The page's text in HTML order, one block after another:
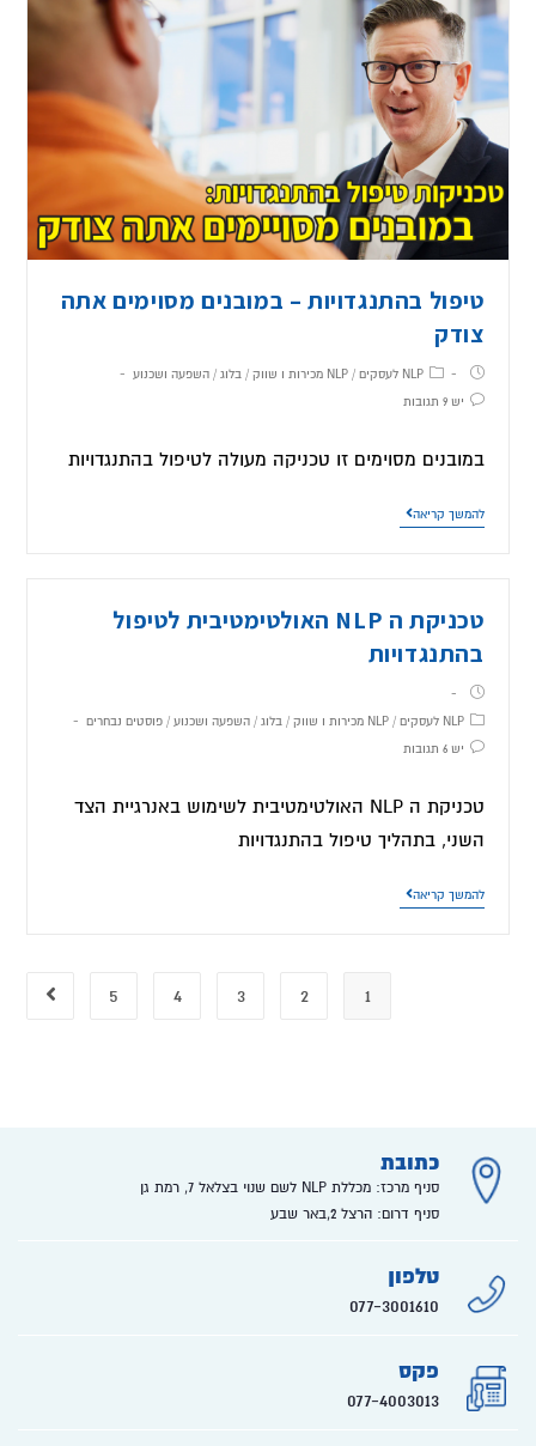
טיפול בהתנגדויות – במובנים מסוימים אתה
צודק
NLP לעסקים /NLP מכירות ו שווק /בלוג /השפעה ושכנוע
יש 9 תגובות
במובנים מסוימים זו טכניקה מעולה לטיפול בהתנגדויות
להמשך קריאה
טכניקת ה NLP האולטימטיבית לטיפול
בהתנגדויות
NLP לעסקים /NLP מכירות ו שווק /בלוג /השפעה ושכנוע /פוסטים נבחרים
יש 6 תגובות
טכניקת ה NLP האולטימטיבית לשימוש באנרגיית הצד
השני, בתהליך טיפול בהתנגדויות
להמשך קריאה
1
2
3
4
5
כתובת
סניף מרכז: מכללת NLP לשם שנוי בצלאל 7, רמת גן
סניף דרום: הרצל 2,באר שבע
טלפון
077-3001610
פקס
077-4003013